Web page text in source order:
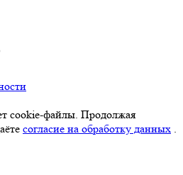
cookie-файлы. Продолжая
согласие на обработку данных .